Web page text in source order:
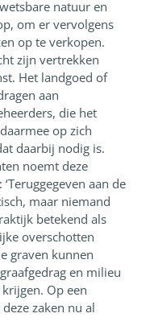
natuur en
om er vervolgens
op te verkopen.
zijn vertrekken
Het landgoed of
aan
die het
op zich
daarbij nodig is.
noemt deze
aan de
maar niemand
betekend als
overschotten
graven kunnen
en milieu
Op een
zaken nu al